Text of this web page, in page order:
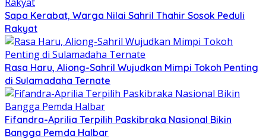
Sapa Kerabat, Warga Nilai Sahril Thahir Sosok Peduli
Rakyat
Rasa Haru, Aliong-Sahril Wujudkan Mimpi Tokoh Penting
di Sulamadaha Ternate
Fifandra-Aprilia Terpilih Paskibraka Nasional Bikin
Bangga Pemda Halbar